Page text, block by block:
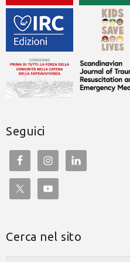
Seguici
Cerca nel sito